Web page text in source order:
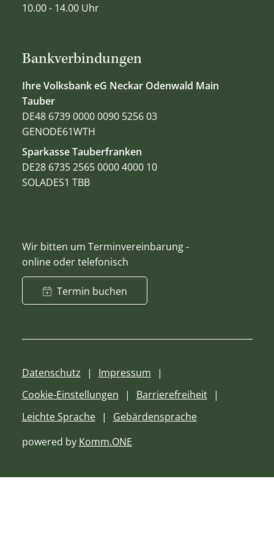
Bankverbindungen
Ihre Volksbank eG Neckar Odenwald Main
Tauber
DE48 6739 0000 0090 5256 03
GENODE61WTH
Sparkasse Tauberfranken
DE28 6735 2565 0000 4000 10
SOLADES1 TBB
Wir bitten um Terminvereinbarung -
online oder telefonisch
Termin buchen
10.00 - 14.00 Uhr
Datenschutz
Impressum
Cookie-Einstellungen
Barrierefreiheit
Leichte Sprache
Gebärdensprache
powered by Komm.ONE